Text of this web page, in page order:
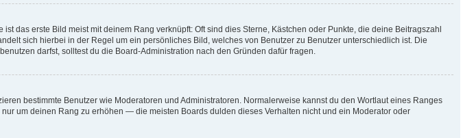
das erste Bild meist mit deinem Rang verknüpft: Oft sind dies Sterne, Kästchen oder Punkte, die deine Beitragszahl
sich hierbei in der Regel um ein persönliches Bild, welches von Benutzer zu Benutzer unterschiedlich ist. Die
darfst, solltest du die Board-Administration nach den Gründen dafür fragen.
bestimmte Benutzer wie Moderatoren und Administratoren. Normalerweise kannst du den Wortlaut eines Ranges
um deinen Rang zu erhöhen — die meisten Boards dulden dieses Verhalten nicht und ein Moderator oder